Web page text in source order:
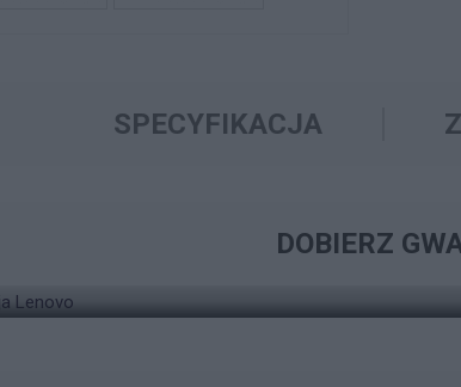
SPECYFIKACJA
DOBIERZ